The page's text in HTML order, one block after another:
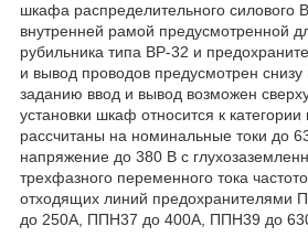
шкафа распределительного силового
внутренней рамой предусмотренной
рубильника типа ВР-32 и
и вывод проводов предусмотрен
заданию ввод и вывод возможен
установки шкаф относится к
рассчитаны на номинальные токи до
напряжение до 380 В с
трехфазного переменного тока
отходящих линий
до 250А, ППН37 до 400А, ППН39 до